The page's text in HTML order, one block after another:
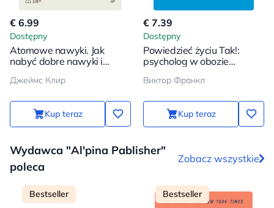
€ 6.99
Dostępny
Atomowe nawyki. Jak
nabyć dobre nawyki i
Джеймс Клир
Kup teraz
€ 7.39
Dostępny
Powiedzieć życiu Tak!:
psycholog w obozie
Виктор Франкл
Kup teraz
Wydawca "Al'pina Pablisher"
poleca
Zobacz wszystkie
Bestseller Bestseller